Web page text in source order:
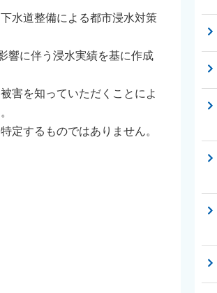
水道整備による都市浸水対策
響に伴う浸水実績を基に作成
害を知っていただくことによ
定するものではありません。